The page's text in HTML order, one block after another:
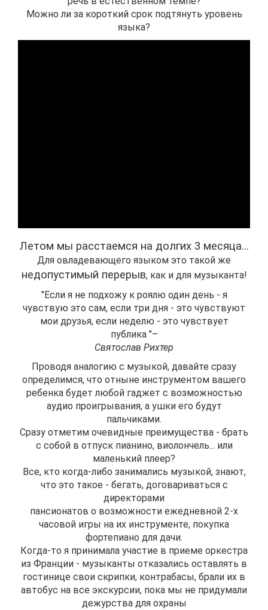
Можно ли за короткий срок подтянуть уровень
языка?
Летом мы расстаемся на долгих 3 месяца…
Для овладевающего языком это такой же
недопустимый перерыв, как и для музыканта!
"Если я не подхожу к роялю один день - я
чувствую это сам, если три дня - это чувствуют
мои друзья, если неделю - это чувствует
публика "–
Святослав Рихтер
Проводя аналогию с музыкой, давайте сразу
определимся, что отныне инструментом вашего
ребенка будет любой гаджет с возможностью
аудио проигрывания, а ушки его будут
пальчиками.
Сразу отметим очевидные преимущества - брать
с собой в отпуск пианино, виолончель... или
маленький плеер?
Все, кто когда-либо занимались музыкой, знают,
что это такое - бегать, договариваться с
директорами
пансионатов о возможности ежедневной 2-х
часовой игры на их инструменте, покупка
фортепиано для дачи.
Когда-то я принимала участие в приеме оркестра
из Франции - музыканты отказались оставлять в
гостинице свои скрипки, контрабасы, брали их в
автобус на все экскурсии, пока мы не придумали
дежурства для охраны